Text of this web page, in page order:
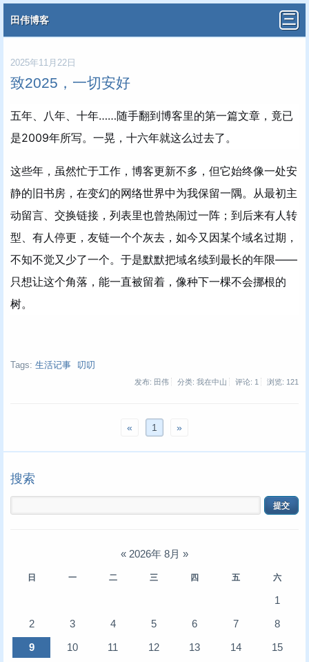
田伟博客
2025年11月22日
致2025，一切安好
五年、八年、十年……随手翻到博客里的第一篇文章，竟已
是2009年所写。一晃，十六年就这么过去了。
这些年，虽然忙于工作，博客更新不多，但它始终像一处安
静的旧书房，在变幻的网络世界中为我保留一隅。从最初主
动留言、交换链接，列表里也曾热闹过一阵；到后来有人转
型、有人停更，友链一个个灰去，如今又因某个域名过期，
不知不觉又少了一个。于是默默把域名续到最长的年限——
只想让这个角落，能一直被留着，像种下一棵不会挪根的
树。
Tags: 生活记事 叨叨
发布: 田伟 分类: 我在中山 评论: 1 浏览: 121
« 1 »
搜索
« 2026年 8月 »
日 一 二 三 四 五 六
1
2
3 4 5 6 7
8
9
10 11 12 13 14
15